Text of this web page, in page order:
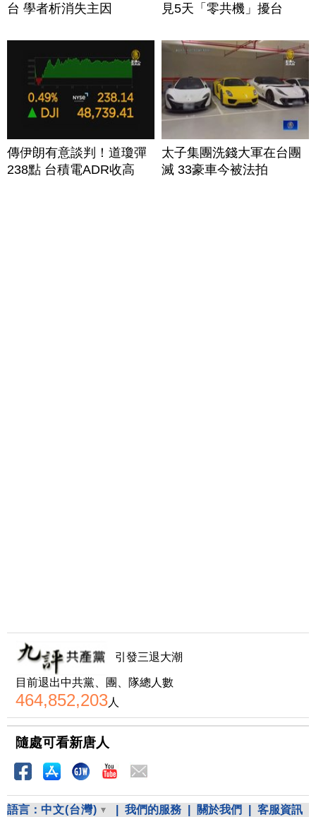
台 學者析消失主因
見5天「零共機」擾台
傳伊朗有意談判！道瓊彈
238點 台積電ADR收高
太子集團洗錢大軍在台團
滅 33豪車今被法拍
引發三退大潮
目前退出中共黨、團、隊總人數
464,852,203人
隨處可看新唐人
語言： 中文(台灣) 我們的服務 關於我們 客服資訊